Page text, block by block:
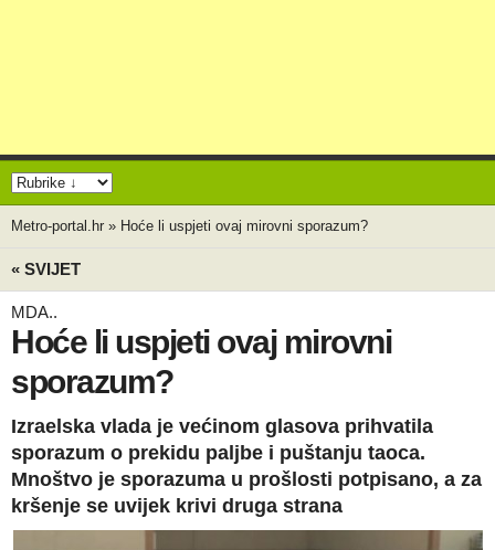
Metro-portal.hr » Hoće li uspjeti ovaj mirovni sporazum?
« SVIJET
MDA..
Hoće li uspjeti ovaj mirovni
sporazum?
Izraelska vlada je većinom glasova prihvatila
sporazum o prekidu paljbe i puštanju taoca.
Mnoštvo je sporazuma u prošlosti potpisano, a za
kršenje se uvijek krivi druga strana